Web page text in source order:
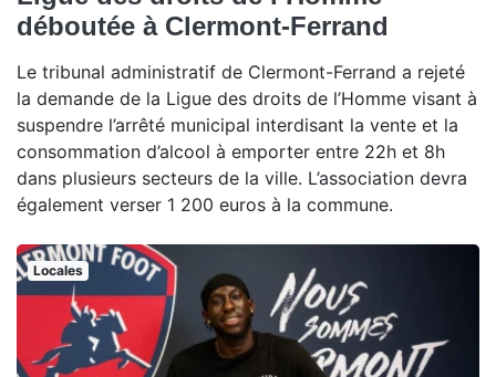
déboutée à Clermont-Ferrand
Le tribunal administratif de Clermont-Ferrand a rejeté
la demande de la Ligue des droits de l’Homme visant à
suspendre l’arrêté municipal interdisant la vente et la
consommation d’alcool à emporter entre 22h et 8h
dans plusieurs secteurs de la ville. L’association devra
également verser 1 200 euros à la commune.
Locales